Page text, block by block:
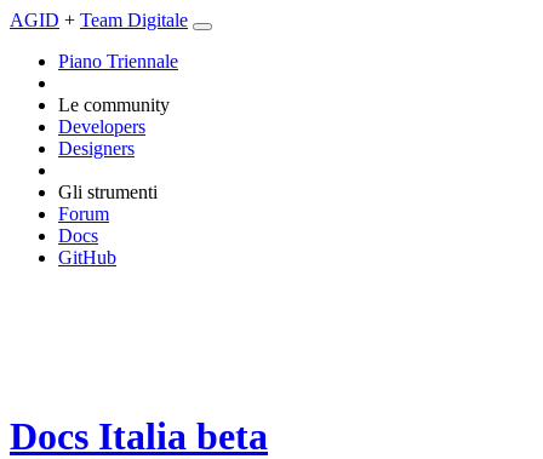
AGID + Team Digitale
Piano Triennale
Le community
Developers
Designers
Gli strumenti
Forum
Docs
GitHub
Docs Italia beta